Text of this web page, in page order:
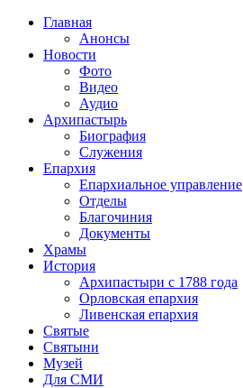
Главная
Анонсы
Новости
Фото
Видео
Аудио
Архипастырь
Биография
Служения
Епархия
Епархиальное управление
Отделы
Благочиния
Документы
Храмы
История
Архипастыри с 1788 года
Орловская епархия
Ливенская епархия
Святые
Святыни
Музей
Для СМИ